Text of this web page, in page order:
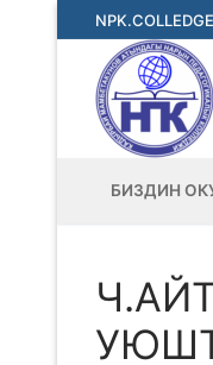
Перейти
к
содержимому
БИЗДИН